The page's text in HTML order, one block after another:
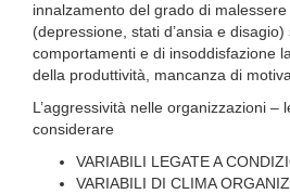
innalzamento del grado di
(depressione, stati d’ansia e
comportamenti e di insoddisfazione
della produttività, mancanza di
L’aggressività nelle organizzazioni –
considerare
VARIABILI LEGATE A
VARIABILI DI CLIMA